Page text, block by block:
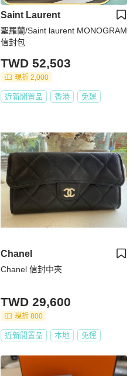
Saint Laurent
聖羅蘭/Saint laurent MONOGRAM
信封包
TWD 52,503
現折 2,000
近新閒置品 香港 免運
Chanel
Chanel 信封中夾
TWD 29,600
現折 800
近新閒置品 本地 免運